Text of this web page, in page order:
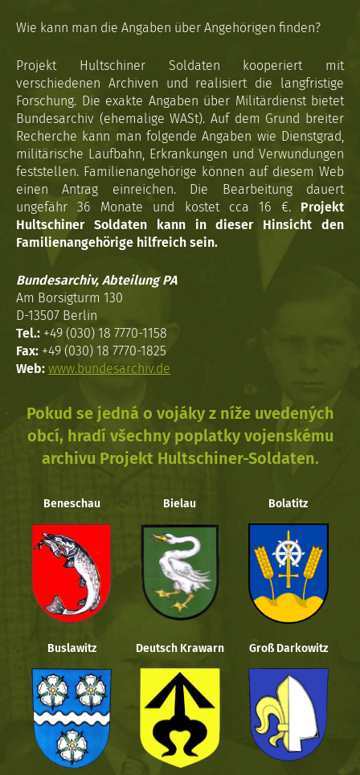
Wie kann man die Angaben über Angehörigen finden?
Projekt Hultschiner Soldaten kooperiert mit
verschiedenen Archiven und realisiert die langfristige
Forschung. Die exakte Angaben über Militärdienst bietet
Bundesarchiv (ehemalige WASt). Auf dem Grund breiter
Recherche kann man folgende Angaben wie Dienstgrad,
militärische Laufbahn, Erkrankungen und Verwundungen
feststellen. Familienangehörige können auf diesem Web
einen Antrag einreichen. Die Bearbeitung dauert
ungefähr 36 Monate und kostet cca 16 €. Projekt
Hultschiner Soldaten kann in dieser Hinsicht den
Familienangehörige hilfreich sein.
Bundesarchiv, Abteilung PA
Am Borsigturm 130
D-13507 Berlin
Tel.: +49 (030) 18 7770-1158
Fax: +49 (030) 18 7770-1825
Web: www.bundesarchiv.de
Pokud se jedná o vojáky z níže uvedených
obcí, hradí všechny poplatky vojenskému
archivu Projekt Hultschiner-Soldaten.
Beneschau Bielau Bolatitz
Buslawitz Deutsch Krawarn Groß Darkowitz